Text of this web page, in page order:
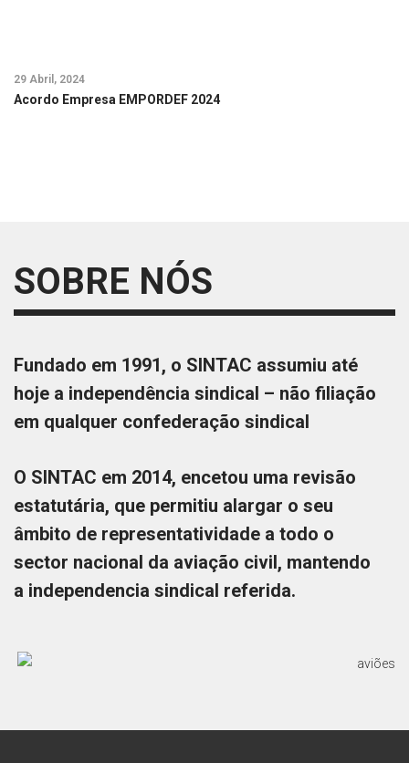
Acordo Empresa EMPORDEF 2024
29 Abril, 2024
SOBRE NÓS
Fundado em 1991, o SINTAC assumiu até
hoje a independência sindical – não filiação
em qualquer confederação sindical
O SINTAC em 2014, encetou uma revisão
estatutária, que permitiu alargar o seu
âmbito de representatividade a todo o
sector nacional da aviação civil, mantendo
a independencia sindical referida.